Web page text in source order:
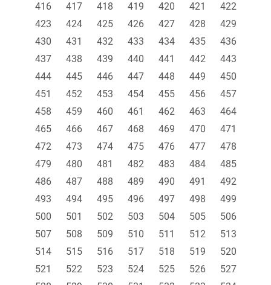
416
417 418 419 420 421
422
423
424 425 426 427 428
429
430
431 432 433 434 435
436
437
438 439 440 441 442
443
444
445 446 447 448 449
450
451
452 453 454 455 456
457
458
459 460 461 462 463
464
465
466 467 468 469 470
471
472
473 474 475 476 477
478
479
480 481 482 483 484
485
486
487 488 489 490 491
492
493
494 495 496 497 498
499
500
501 502 503 504 505
506
507
508 509 510 511 512
513
514
515 516 517 518 519
520
521
522 523 524 525 526
527